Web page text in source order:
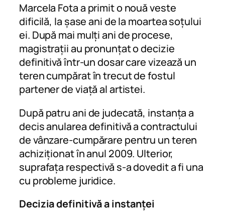
Marcela Fota a primit o nouă veste
dificilă, la șase ani de la moartea soțului
ei. După mai mulți ani de procese,
magistrații au pronunțat o decizie
definitivă într-un dosar care vizează un
teren cumpărat în trecut de fostul
partener de viață al artistei.
După patru ani de judecată, instanța a
decis anularea definitivă a contractului
de vânzare-cumpărare pentru un teren
achiziționat în anul 2009. Ulterior,
suprafața respectivă s-a dovedit a fi una
cu probleme juridice.
Decizia definitivă a instanței